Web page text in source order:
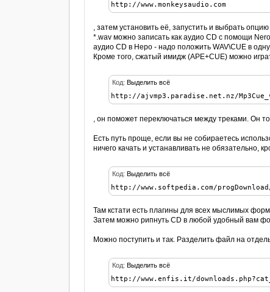
http://www.monkeysaudio.com
, затем установить её, запустить и выбрать
*.wav можно записать как аудио CD с помощи
аудио CD в Неро - надо положить WAV\CUE в
Кроме того, сжатый имидж (APE+CUE) можно
Код:Выделить всё
http://ajvmp3.paradise.net.nz/
, он поможет переключаться между треками. Он
Есть путь проще, если вы не собираетесь
ничего качать и устанавливать не обязательно,
Код:Выделить всё
http://www.softpedia.com/
Там кстати есть плагины для всех мыслимых
Затем можно рипнуть CD в любой удобный вам
Можно поступить и так. Разделить файл на
Код:Выделить всё
http://www.enfis.it/